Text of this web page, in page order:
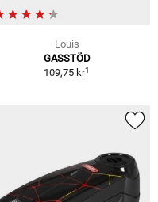
Louis
GASSTÖD
109,75 kr1